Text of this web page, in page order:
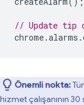
// Update tip
chrome.alarms .
Önemli nokta:
hizmet çalışanının